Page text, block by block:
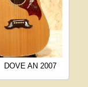
DOVE AN 2007